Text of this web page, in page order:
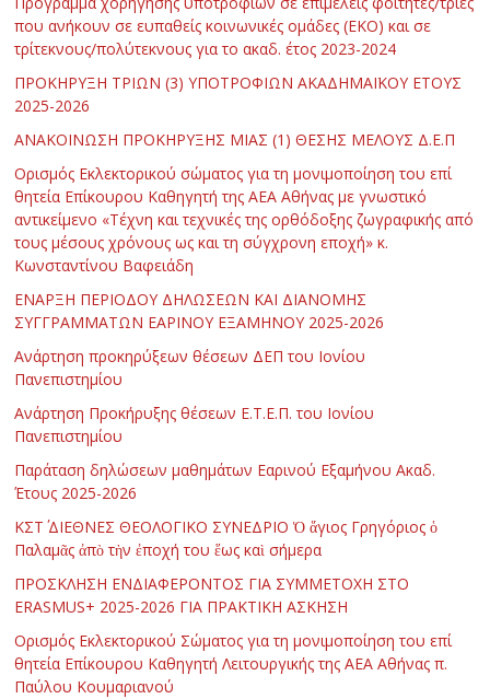
που ανήκουν σε ευπαθείς κοινωνικές ομάδες (ΕΚΟ) και σε
τρίτεκνους/πολύτεκνους για το ακαδ. έτος 2023-2024
ΠΡΟΚΗΡΥΞΗ ΤΡΙΩΝ (3) ΥΠΟΤΡΟΦΙΩΝ ΑΚΑΔΗΜΑΪΚΟΥ ΕΤΟΥΣ
2025-2026
ΑΝΑΚΟΙΝΩΣΗ ΠΡΟΚΗΡΥΞΗΣ ΜΙΑΣ (1) ΘΕΣΗΣ ΜΕΛΟΥΣ Δ.Ε.Π
Ορισμός Εκλεκτορικού σώματος για τη μονιμοποίηση του επί
θητεία Επίκουρου Καθηγητή της ΑΕΑ Αθήνας με γνωστικό
αντικείμενο «Τέχνη και τεχνικές της ορθόδοξης ζωγραφικής από
τους μέσους χρόνους ως και τη σύγχρονη εποχή» κ.
Κωνσταντίνου Βαφειάδη
ΕΝΑΡΞΗ ΠΕΡΙΟΔΟΥ ΔΗΛΩΣΕΩΝ ΚΑΙ ΔΙΑΝΟΜΗΣ
ΣΥΓΓΡΑΜΜΑΤΩΝ ΕΑΡΙΝΟΥ ΕΞΑΜΗΝΟΥ 2025-2026
Ανάρτηση προκηρύξεων θέσεων ΔΕΠ του Ιονίου
Πανεπιστημίου
Ανάρτηση Προκήρυξης θέσεων Ε.Τ.Ε.Π. του Ιονίου
Πανεπιστημίου
Παράταση δηλώσεων μαθημάτων Εαρινού Εξαμήνου Ακαδ.
Έτους 2025-2026
ΚΣΤ΄ ΔΙΕΘΝΕΣ ΘΕΟΛΟΓΙΚΟ ΣΥΝΕΔΡΙΟ Ὁ ἅγιος Γρηγόριος ὁ
Παλαμᾶς ἀπὸ τὴν ἐποχή του ἕως καὶ σήμερα
ΠΡΟΣΚΛΗΣΗ ΕΝΔΙΑΦΕΡΟΝΤΟΣ ΓΙΑ ΣΥΜΜΕΤΟΧΗ ΣΤΟ
ERASMUS+ 2025-2026 ΓΙΑ ΠΡΑΚΤΙΚΗ ΑΣΚΗΣΗ
Ορισμός Εκλεκτορικού Σώματος για τη μονιμοποίηση του επί
θητεία Επίκουρου Καθηγητή Λειτουργικής της ΑΕΑ Αθήνας π.
Παύλου Κουμαριανού